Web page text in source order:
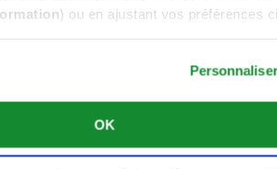
) ou en ajustant vos préférences
OK